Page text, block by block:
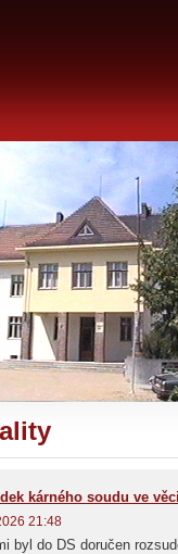
kárného soudu ve
21:48
byl do DS doručen